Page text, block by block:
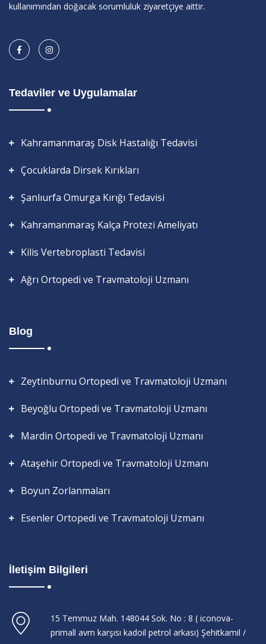
kullanımından doğacak sorumluluk ziyaretçiye aittir.
Tedaviler ve Uygulamalar
Kahramanmaraş Disk Hastalığı Tedavisi
Çocuklarda Dirsek Kırıkları
Şanlıurfa Omurga Kırığı Tedavisi
Kahramanmaraş Kalça Protezi Ameliyatı
Kilis Vertebroplasti Tedavisi
Ağrı Ortopedi ve Travmatoloji Uzmanı
Blog
Zeytinburnu Ortopedi ve Travmatoloji Uzmanı
Beyoğlu Ortopedi ve Travmatoloji Uzmanı
Mardin Ortopedi ve Travmatoloji Uzmanı
Ataşehir Ortopedi ve Travmatoloji Uzmanı
Boyun Zorlanmaları
Esenler Ortopedi ve Travmatoloji Uzmanı
İletişim Bilgileri
15 Temmuz Mah. 148044 Sok. No : 8 ( iconova-
primall avm karşısı kadoil petrol arkası) Şehitkamil /